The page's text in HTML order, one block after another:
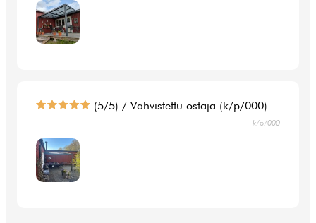
(5/5) / Vahvistettu ostaja (k/p/000)
k/p/000